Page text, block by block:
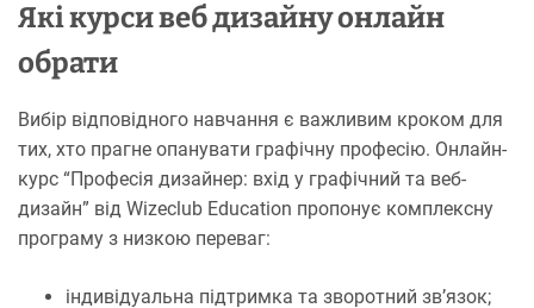
Які курси веб дизайну онлайн
обрати
Вибір відповідного навчання є важливим кроком для
тих, хто прагне опанувати графічну професію. Онлайн-
курс “Професія дизайнер: вхід у графічний та веб-
дизайн” від Wizeclub Education пропонує комплексну
програму з низкою переваг:​
індивідуальна підтримка та зворотний зв’язок;​